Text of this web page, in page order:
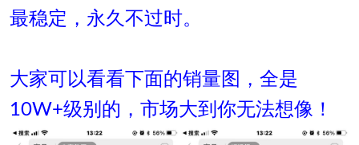
最稳定，永久不过时。
大家可以看看下面的销量图，全是
10W+级别的，市场大到你无法想像！